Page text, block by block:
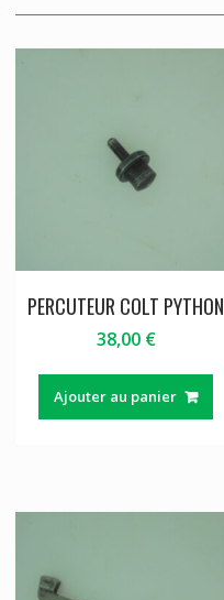
PERCUTEUR COLT PYTHON
38,00 €
Ajouter au panier